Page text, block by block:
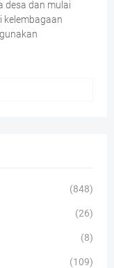
desa dan mulai
kelembagaan
(848)
(26)
(8)
(109)